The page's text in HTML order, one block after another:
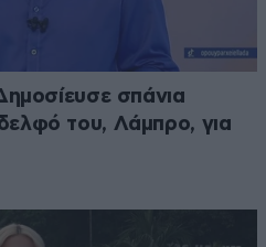
σπάνια
του, Λάμπρο, για